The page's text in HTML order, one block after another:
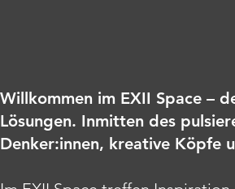
Willkommen im EXII Space –
Lösungen. Inmitten des
Denker:innen, kreative Köpfe